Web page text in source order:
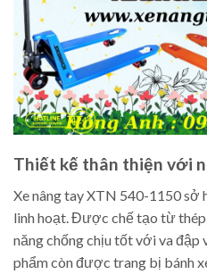
Thiết kế thân thiện với
Xe nâng tay XTN 540-1150 sở
linh hoạt. Được chế tạo từ
năng chống chịu tốt với va đập
phẩm còn được trang bị bánh